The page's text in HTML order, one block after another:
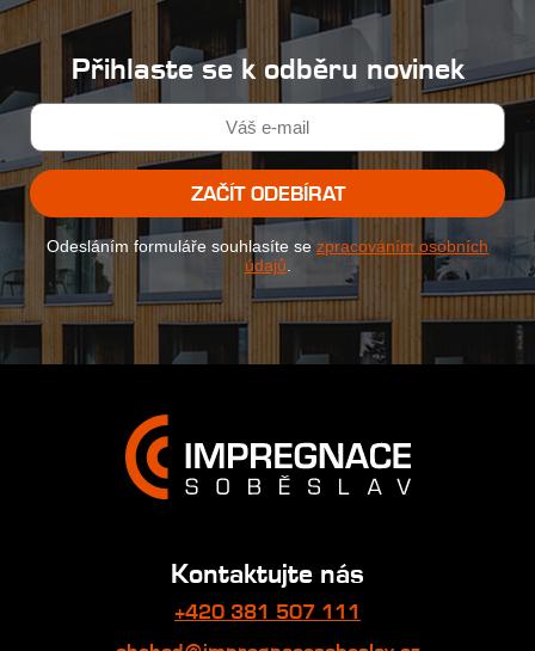
Přihlaste se k odběru novinek
ZAČÍT ODEBÍRAT
Odesláním formuláře souhlasíte se zpracováním osobních
údajů
Kontaktujte nás
+420 381 507 111